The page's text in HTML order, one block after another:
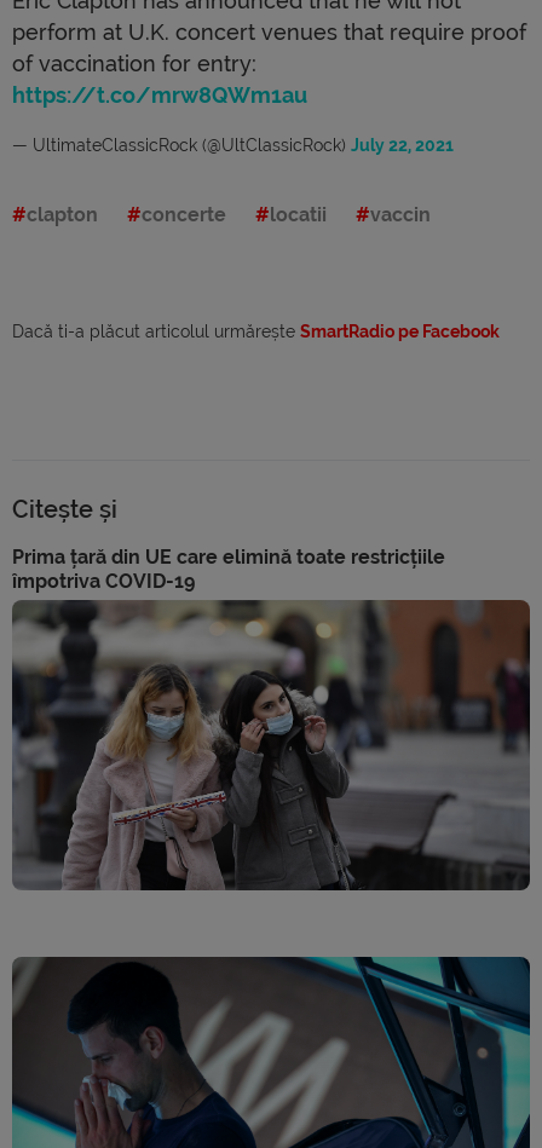
perform at U.K. concert venues that require proof
of vaccination for entry:
https://t.co/mrw8QWm1au
— UltimateClassicRock (@UltClassicRock) July 22, 2021
clapton concerte locatii vaccin
Dacă ti-a plăcut articolul urmărește SmartRadio pe Facebook
Citește și
Prima țară din UE care elimină toate restricțiile
împotriva COVID-19